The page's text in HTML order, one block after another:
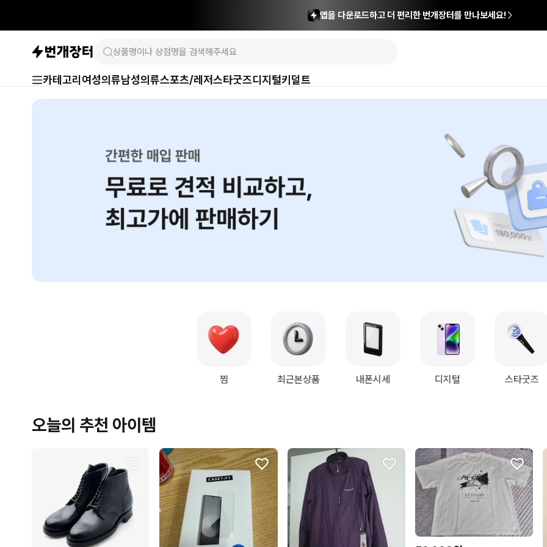
앱을 다운로드하고 더 편리한 번개장터를 만나보세요!
카테고리 여성의류남성의류스포츠/레저스타굿즈디지털키덜트
찜 최근본상품 내폰시세 디지털 스타굿즈
오늘의 추천 아이템